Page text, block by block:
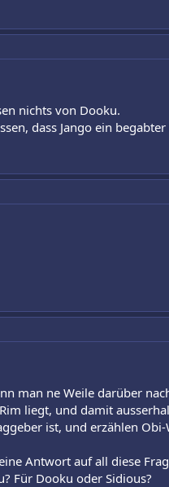
nichts von Dooku.
dass Jango ein
man ne Weile darüber
liegt, und damit
ist, und erzählen
Antwort auf all diese
Für Dooku oder Sidious?